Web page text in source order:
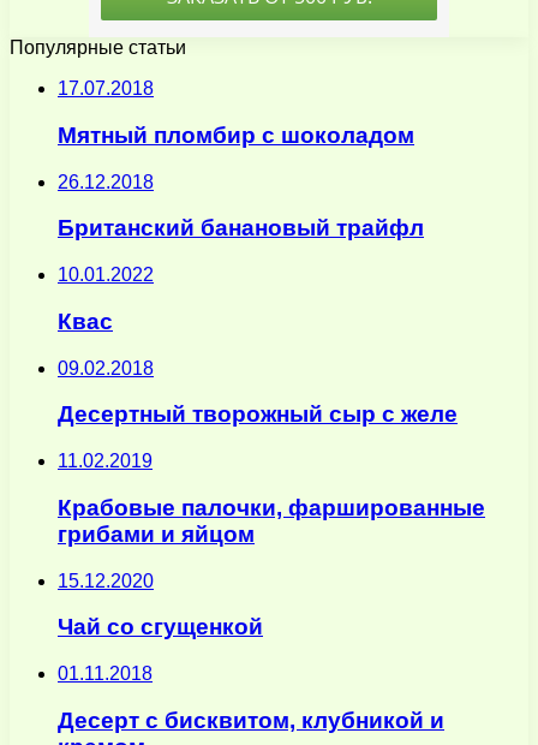
Популярные статьи
17.07.2018
Мятный пломбир с шоколадом
26.12.2018
Британский банановый трайфл
10.01.2022
Квас
09.02.2018
Десертный творожный сыр с желе
11.02.2019
Крабовые палочки, фаршированные
грибами и яйцом
15.12.2020
Чай со сгущенкой
01.11.2018
Десерт с бисквитом, клубникой и